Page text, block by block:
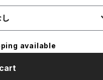
available